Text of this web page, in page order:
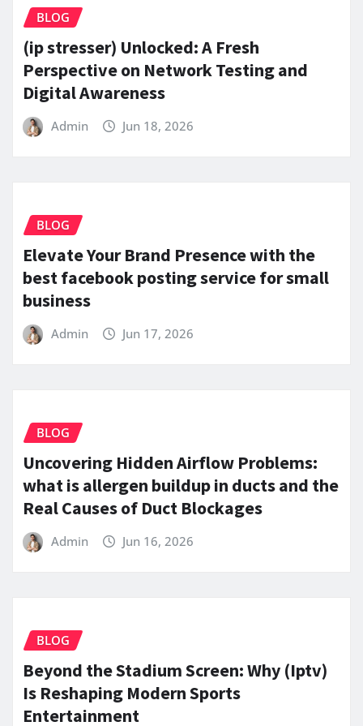
BLOG
(ip stresser) Unlocked: A Fresh
Perspective on Network Testing and
Digital Awareness
Admin Jun 18, 2026
BLOG
Elevate Your Brand Presence with the
best facebook posting service for small
business
Admin Jun 17, 2026
BLOG
Uncovering Hidden Airflow Problems:
what is allergen buildup in ducts and the
Real Causes of Duct Blockages
Admin Jun 16, 2026
BLOG
Beyond the Stadium Screen: Why (Iptv)
Is Reshaping Modern Sports
Entertainment